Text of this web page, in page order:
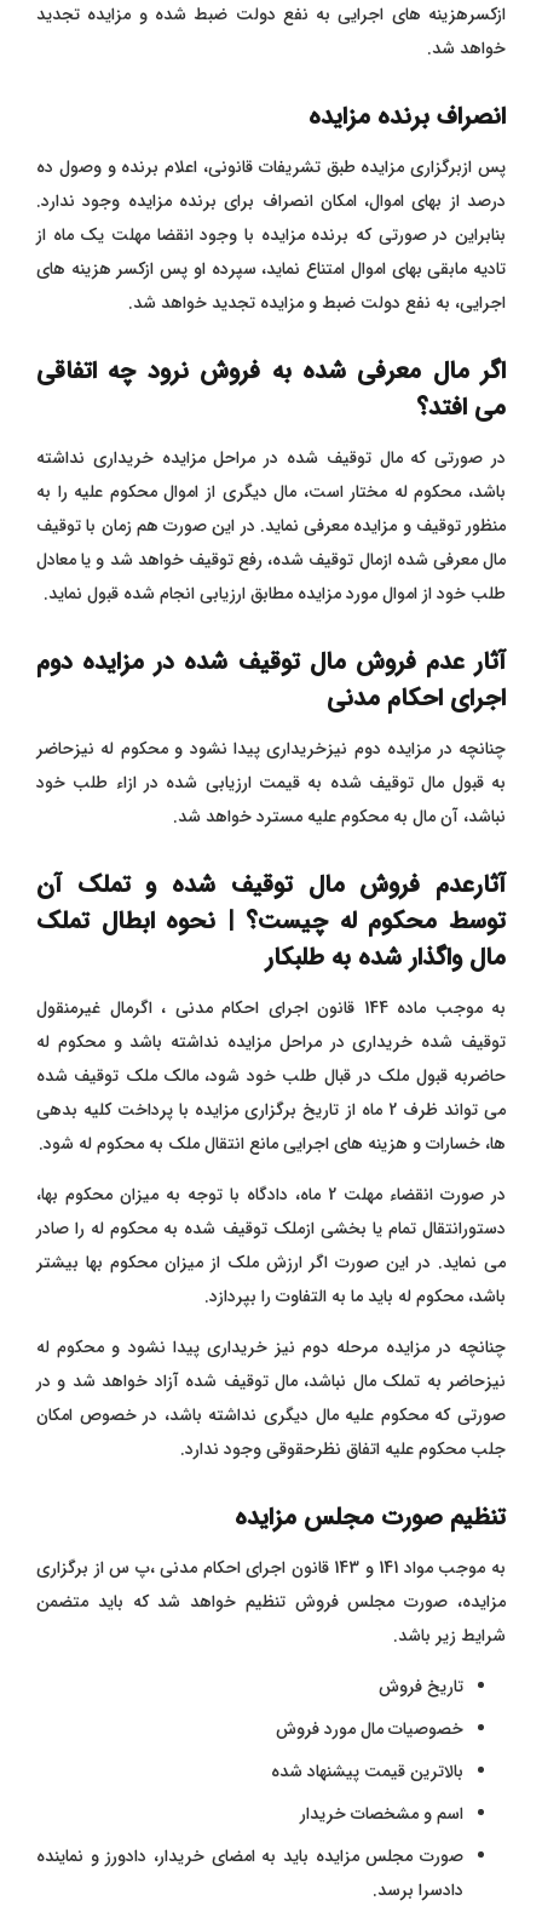
ازکسرهزینه های اجرایی به نفع دولت ضبط شده و مزایده تجدید
خواهد شد.
انصراف برنده مزایده
پس ازبرگزاری مزایده طبق تشریفات قانونی، اعلام برنده و وصول ده
درصد از بهای اموال، امکان انصراف برای برنده مزایده وجود ندارد.
بنابراین در صورتی که برنده مزایده با وجود انقضا مهلت یک ماه از
تادیه مابقی بهای اموال امتناع نماید، سپرده او پس ازکسر هزینه های
اجرایی، به نفع دولت ضبط و مزایده تجدید خواهد شد.
اگر مال معرفی شده به فروش نرود چه اتفاقی
می افتد؟
در صورتی که مال توقیف شده در مراحل مزایده خریداری نداشته
باشد، محکوم له مختار است، مال دیگری از اموال محکوم علیه را به
منظور توقیف و مزایده معرفی نماید. در این صورت هم زمان با توقیف
مال معرفی شده ازمال توقیف شده، رفع توقیف خواهد شد و یا معادل
طلب خود از اموال مورد مزایده مطابق ارزیابی انجام شده قبول نماید.
آثار عدم فروش مال توقیف شده در مزایده دوم
اجرای احکام مدنی
چنانچه در مزایده دوم نیزخریداری پیدا نشود و محکوم له نیزحاضر
به قبول مال توقیف شده به قیمت ارزیابی شده در ازاء طلب خود
نباشد، آن مال به محکوم علیه مسترد خواهد شد.
آثارعدم فروش مال توقیف شده و تملک آن
توسط محکوم له چیست؟ | نحوه ابطال تملک
مال واگذار شده به طلبکار
به موجب ماده 144 قانون اجرای احکام مدنی ، اگرمال غیرمنقول
توقیف شده خریداری در مراحل مزایده نداشته باشد و محکوم له
حاضربه قبول ملک در قبال طلب خود شود، مالک ملک توقیف شده
می تواند ظرف 2 ماه از تاریخ برگزاری مزایده با پرداخت کلیه بدهی
ها، خسارات و هزینه های اجرایی مانع انتقال ملک به محکوم له شود.
در صورت انقضاء مهلت 2 ماه، دادگاه با توجه به میزان محکوم بها،
دستورانتقال تمام یا بخشی ازملک توقیف شده به محکوم له را صادر
می نماید. در این صورت اگر ارزش ملک از میزان محکوم بها بیشتر
باشد، محکوم له باید ما به التفاوت را بپردازد.
چنانچه در مزایده مرحله دوم نیز خریداری پیدا نشود و محکوم له
نیزحاضر به تملک مال نباشد، مال توقیف شده آزاد خواهد شد و در
صورتی که محکوم علیه مال دیگری نداشته باشد، در خصوص امکان
جلب محکوم علیه اتفاق نظرحقوقی وجود ندارد.
تنظیم صورت مجلس مزایده
به موجب مواد 141 و 143 قانون اجرای احکام مدنی ،پ س از برگزاری
مزایده، صورت مجلس فروش تنظیم خواهد شد که باید متضمن
شرایط زیر باشد.
تاریخ فروش
خصوصیات مال مورد فروش
بالاترین قیمت پیشنهاد شده
اسم و مشخصات خریدار
صورت مجلس مزایده باید به امضای خریدار، دادورز و نماینده
دادسرا برسد.